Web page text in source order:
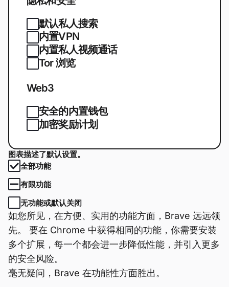
默认私人搜索
内置VPN
内置私人视频通话
Tor 浏览
Web3
安全的内置钱包
加密奖励计划
图表描述了默认设置。
全部功能
有限功能
无功能或默认关闭
如您所见，在方便、实用的功能方面，Brave 远远领
先。 要在 Chrome 中获得相同的功能，你需要安装
多个扩展，每一个都会进一步降低性能，并引入更多
的安全风险。
毫无疑问，Brave 在功能性方面胜出。